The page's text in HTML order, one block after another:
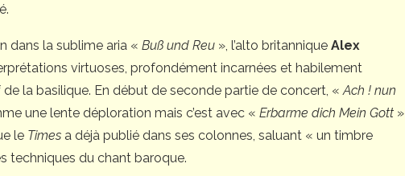
dans la sublime aria « Buß und Reu », l’alto britannique Alex
virtuoses, profondément incarnées et habilement
de la basilique. En début de seconde partie de concert, «Ach ! nun
une lente déploration mais c’est avec « Erbarme dich Mein Gott »
le Times a déjà publié dans ses colonnes, saluant « un timbre
techniques du chant baroque.